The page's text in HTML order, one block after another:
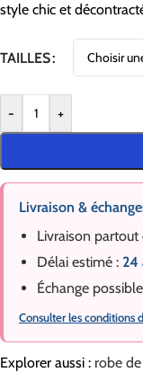
style chic et
TAILLES
- +
Livraison &
Livraison partout
Délai estimé : 24
Échange
Consulter les conditions
Explorer aussi : robe